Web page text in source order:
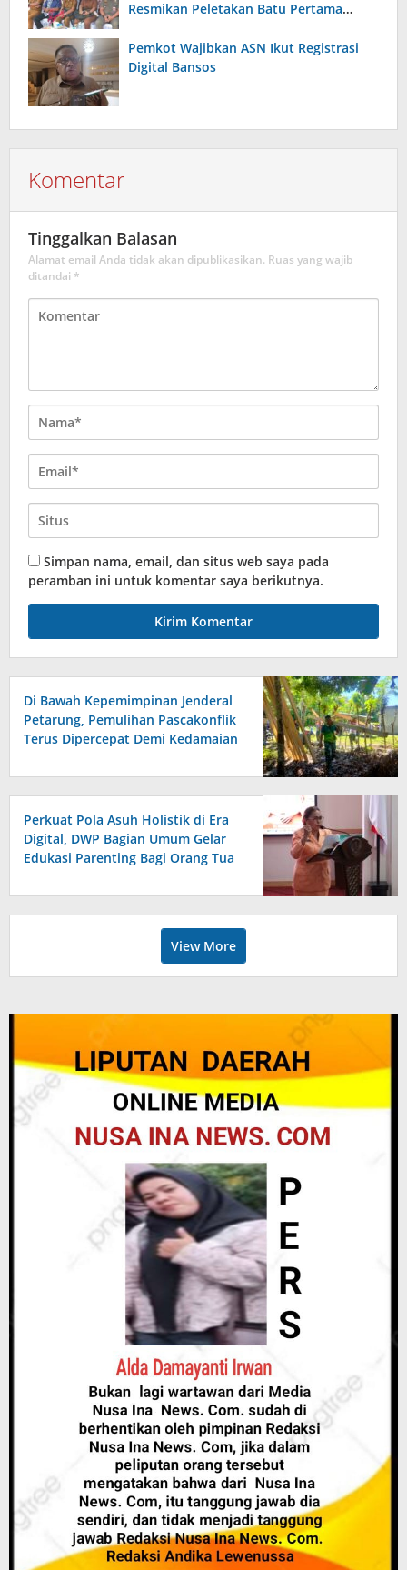
Resmikan Peletakan Batu Pertama
Pemkot Wajibkan ASN Ikut Registrasi
Digital Bansos
Komentar
Tinggalkan Balasan
Alamat email Anda tidak akan dipublikasikan. Ruas yang wajib
ditandai *
Simpan nama, email, dan situs web saya pada
peramban ini untuk komentar saya berikutnya.
Di Bawah Kepemimpinan Jenderal
Petarung, Pemulihan Pascakonflik
Terus Dipercepat Demi Kedamaian
Perkuat Pola Asuh Holistik di Era
Digital, DWP Bagian Umum Gelar
Edukasi Parenting Bagi Orang Tua
View More